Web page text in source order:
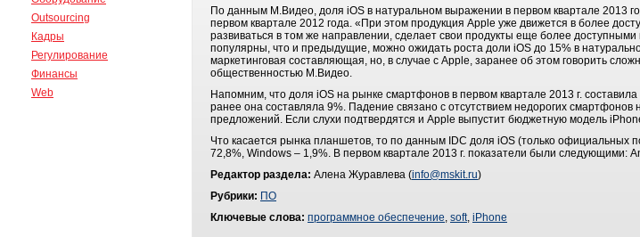
Outsourcing
Кадры
Регулирование
Финансы
Web
По данным М.Видео, доля iOS в натуральном выражении в первом квартале 2013
первом квартале 2012 года. «При этом продукция Apple уже движется в более
развиваться в том же направлении, сделает свои продукты еще более
популярны, что и предыдущие, можно ожидать роста доли iOS до 15% в
маркетинговая составляющая, но, в случае с Apple, заранее об этом говорить
общественностью М.Видео.
Напомним, что доля iOS на рынке смартфонов в первом квартале 2013 г.
ранее она составляла 9%. Падение связано с отсутствием недорогих смартфонов
предложений. Если слухи подтвердятся и Apple выпустит бюджетную модель
Что касается рынка планшетов, то по данным IDC доля iOS (только официальных
72,8%, Windows – 1,9%. В первом квартале 2013 г. показатели были следующими:
Редактор раздела: Алена Журавлева (info@mskit.ru)
Рубрики: ПО
Ключевые слова: программное обеспечение, soft, iPhone